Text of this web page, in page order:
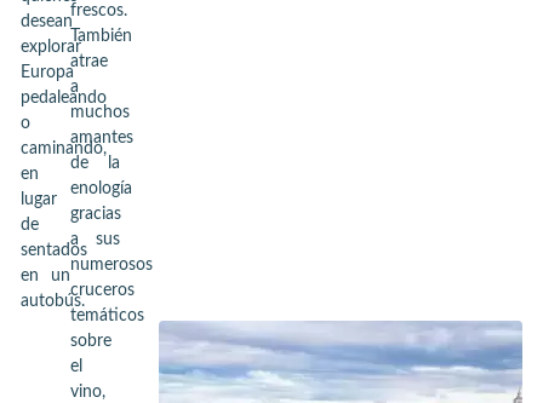
desean
explorar
Europa
pedaleando
o
caminando,
en
lugar
de
sentados
en un
autobús.
frescos.
También
atrae
a
muchos
amantes
de la
enología
gracias
a sus
numerosos
cruceros
temáticos
sobre
el
vino,